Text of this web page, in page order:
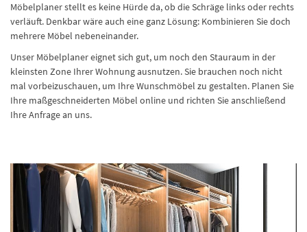
Möbelplaner stellt es keine Hürde da, ob die Schräge links oder rechts
verläuft. Denkbar wäre auch eine ganz Lösung: Kombinieren Sie doch
mehrere Möbel nebeneinander.
Unser Möbelplaner eignet sich gut, um noch den Stauraum in der
kleinsten Zone Ihrer Wohnung ausnutzen. Sie brauchen noch nicht
mal vorbeizuschauen, um Ihre Wunschmöbel zu gestalten. Planen Sie
Ihre maßgeschneiderten Möbel online und richten Sie anschließend
Ihre Anfrage an uns.